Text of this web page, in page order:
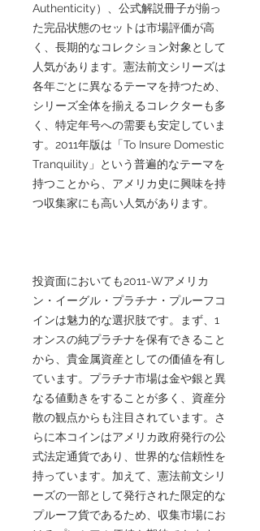
Authenticity）、公式解説冊子が揃っ
た完品状態のセットは市場評価が高
く、長期的なコレクション対象として
人気があります。憲法前文シリーズは
各年ごとに異なるテーマを持つため、
シリーズ全体を揃えるコレクターも多
く、特定年号への需要も安定していま
す。2011年版は「To Insure Domestic
Tranquility」という普遍的なテーマを
持つことから、アメリカ史に興味を持
つ収集家にも高い人気があります。
投資面においても2011-Wアメリカ
ン・イーグル・プラチナ・プルーフコ
インは魅力的な選択肢です。まず、1
オンスの純プラチナを保有できること
から、貴金属資産としての価値を有し
ています。プラチナ市場は金や銀と異
なる値動きをすることが多く、資産分
散の観点からも注目されています。さ
らに本コインはアメリカ政府発行の公
式法定通貨であり、世界的な信頼性を
持っています。加えて、憲法前文シリ
ーズの一部として発行された限定的な
プルーフ貨であるため、収集市場にお